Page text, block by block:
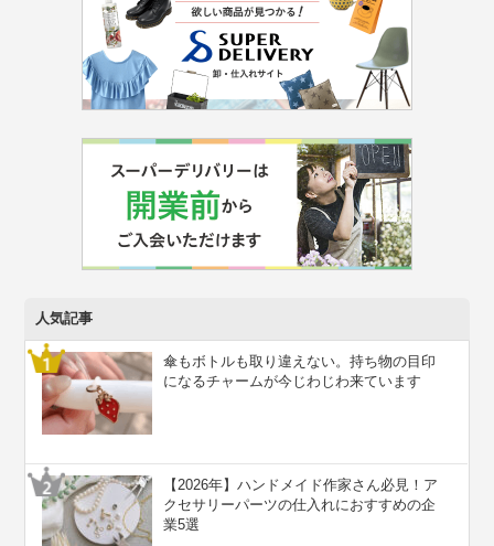
人気記事
傘もボトルも取り違えない。持ち物の目印
になるチャームが今じわじわ来ています
【2026年】ハンドメイド作家さん必見！ア
クセサリーパーツの仕入れにおすすめの企
業5選